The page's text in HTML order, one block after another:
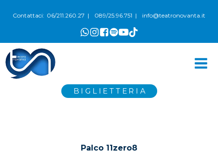
Contattaci: 06/211.260.27 | 089/25.96.751 | info@teatronovanta.it
BIGLIETTERIA
Palco 11zero8